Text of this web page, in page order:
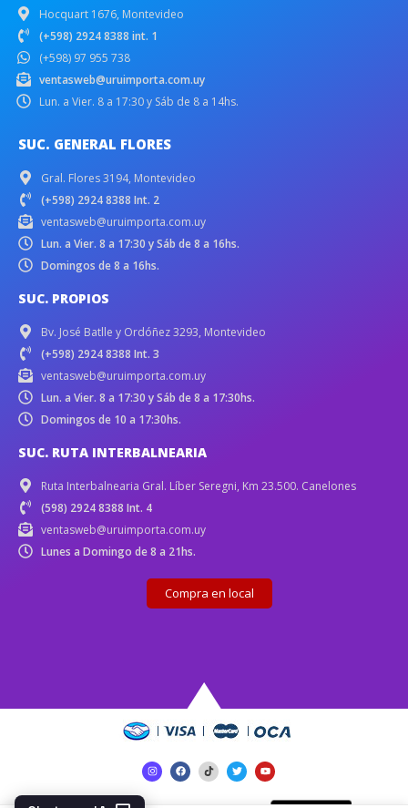
Hocquart 1676, Montevideo
(+598) 2924 8388 int. 1
(+598) 97 955 738
ventasweb@uruimporta.com.uy
Lun. a Vier. 8 a 17:30 y Sáb de 8 a 14hs.
SUC. GENERAL FLORES
Gral. Flores 3194, Montevideo
(+598) 2924 8388 Int. 2
ventasweb@uruimporta.com.uy
Lun. a Vier. 8 a 17:30 y Sáb de 8 a 16hs.
Domingos de 8 a 16hs.
SUC. PROPIOS
Bv. José Batlle y Ordóñez 3293, Montevideo
(+598) 2924 8388 Int. 3
ventasweb@uruimporta.com.uy
Lun. a Vier. 8 a 17:30 y Sáb de 8 a 17:30hs.
Domingos de 10 a 17:30hs.
SUC. RUTA INTERBALNEARIA
Ruta Interbalnearia Gral. Líber Seregni, Km 23.500. Canelones
(598) 2924 8388 Int. 4
ventasweb@uruimporta.com.uy
Lunes a Domingo de 8 a 21hs.
Compra en local